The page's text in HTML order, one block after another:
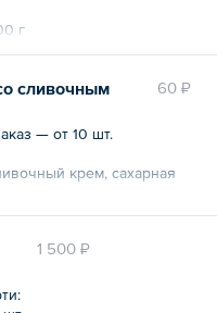
г
60 ₽
сливочным
— от 10 шт.
крем, сахарная
1 500 ₽